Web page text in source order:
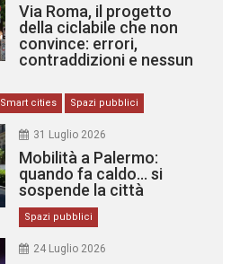
Via Roma, il progetto
della ciclabile che non
convince: errori,
contraddizioni e nessun
Smart cities Spazi pubblici
31 Luglio 2026
Mobilità a Palermo:
quando fa caldo… si
sospende la città
Spazi pubblici
24 Luglio 2026